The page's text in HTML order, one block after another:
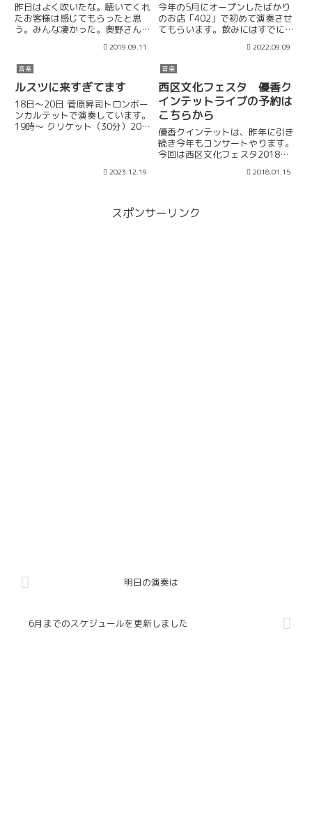
昨日はよく吹いたな。聴いてくれ
たお客様は感じてもらったと思
う。みんな凄かった。奥野さん、
のパワー、すごい音だったと思
う。打ち上げでは久しぶりにじっ
くりと馬鹿話出来たし。満足！
2019.09.11
今年の5月にオープンしたばかり
のお店「402」で初めて演奏させ
てもらいます。飲みにはすでに行
のリーダーでは大編成でアンサン
ブルをやってましたが、最小人数
でもきちんとアンサンブルしなき
ゃ、と思い企画しました。数曲...
2022.09.09
音楽
ルスツに来すぎてます
18日〜20日 菅原昇司トロンボー
ンカルテットで演奏しています。
19時〜 クリケット（30分）20時
日のみトロンボーン4人だけでこ
2023.12.19
音楽
西区文化フェスタ 優香ク
インテットライブの予約は
こちらから
優香クインテットは、昨年に引き
続き今年もコンサートやります。
今回は西区文化フェスタ2018に
トス」open 18:30 start 19:00
2018.01.15
スポンサーリンク
明日の演奏は
6月までのスケジュールを更新しました